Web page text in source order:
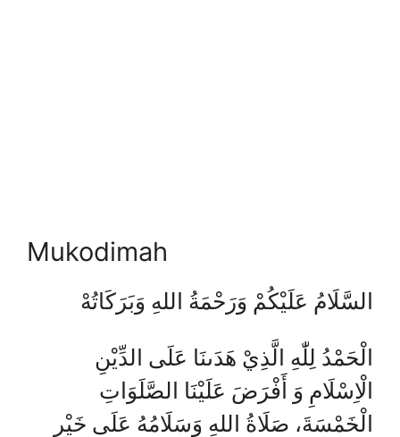
Mukodimah
السَّلَامُ عَلَيْكُمْ وَرَحْمَةُ اللهِ وَبَرَكَاتُهْ
الْحَمْدُ لِلّٰهِ الَّذِيْ هَدَىنَا عَلَى الدِّيْنِ
الْاِسْلَامِ وَ أَفْرَضَ عَلَيْنَا الصَّلَوَاتِ
الْخَمْسَةَ، صَلَاةُ اللهِ وَسَلَامُهُ عَلَى خَيْرِ